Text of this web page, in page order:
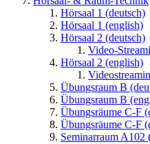
Hörsaal 1 (deutsch)
Hörsaal 1 (english)
Hörsaal 2 (deutsch)
Video-
Hörsaal 2 (english)
Übungsraum B
Übungsraum B
Übungsräume C-F
Übungsräume C-F
Seminarraum A102